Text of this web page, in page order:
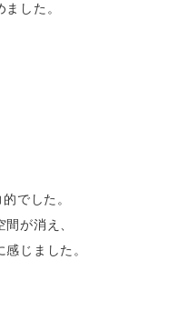
した。
でした。
が消え、
じました。